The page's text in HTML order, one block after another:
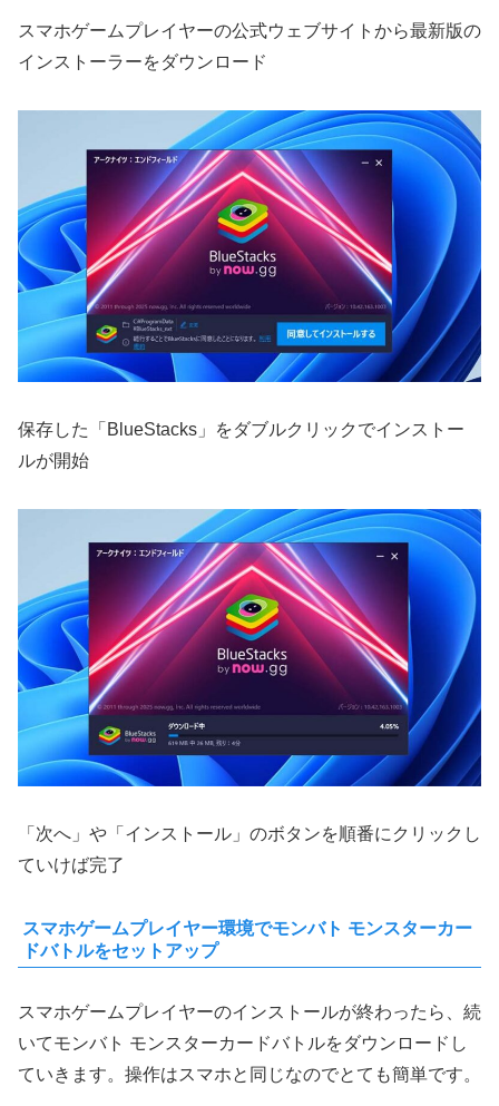
スマホゲームプレイヤーの公式ウェブサイトから最新版の
インストーラーをダウンロード
保存した「BlueStacks」をダブルクリックでインストー
ルが開始
「次へ」や「インストール」のボタンを順番にクリックし
ていけば完了
スマホゲームプレイヤー環境でモンバト モンスターカー
ドバトルをセットアップ
スマホゲームプレイヤーのインストールが終わったら、続
いてモンバト モンスターカードバトルをダウンロードし
ていきます。操作はスマホと同じなのでとても簡単です。